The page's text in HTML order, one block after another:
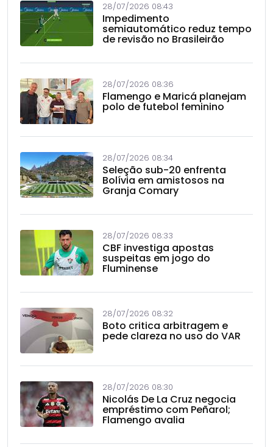
28/07/2026 08:43
Impedimento
semiautomático reduz tempo
de revisão no Brasileirão
28/07/2026 08:36
Flamengo e Maricá planejam
polo de futebol feminino
28/07/2026 08:34
Seleção sub-20 enfrenta
Bolívia em amistosos na
Granja Comary
28/07/2026 08:33
CBF investiga apostas
suspeitas em jogo do
Fluminense
28/07/2026 08:32
Boto critica arbitragem e
pede clareza no uso do VAR
28/07/2026 08:30
Nicolás De La Cruz negocia
empréstimo com Peñarol;
Flamengo avalia